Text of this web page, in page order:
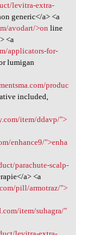
levitra-extra-
generic</a> <a
avodart/>on line
<a
applicators-for-
lumigan
produc
included,
item/ddavp/">
enhance9/">enha
parachute-scalp-
a> <a
pill/armotraz/">
item/suhagra/"